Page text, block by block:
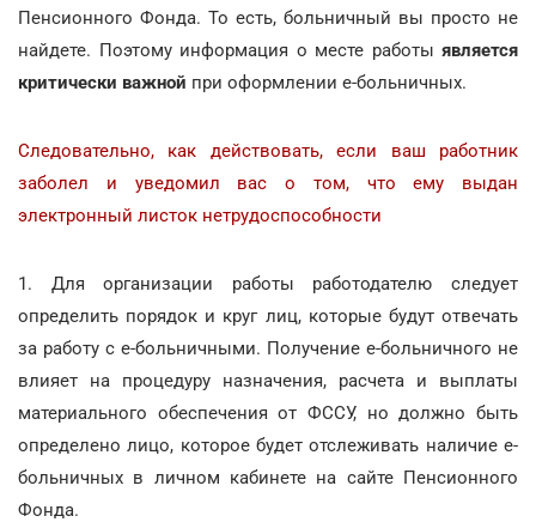
Пенсионного Фонда. То есть, больничный вы просто не
найдете. Поэтому информация о месте работы является
критически важной при оформлении е-больничных.
Следовательно, как действовать, если ваш работник
заболел и уведомил вас о том, что ему выдан
электронный листок нетрудоспособности
1. Для организации работы работодателю следует
определить порядок и круг лиц, которые будут отвечать
за работу с е-больничными. Получение е-больничного не
влияет на процедуру назначения, расчета и выплаты
материального обеспечения от ФССУ, но должно быть
определено лицо, которое будет отслеживать наличие е-
больничных в личном кабинете на сайте Пенсионного
Фонда.